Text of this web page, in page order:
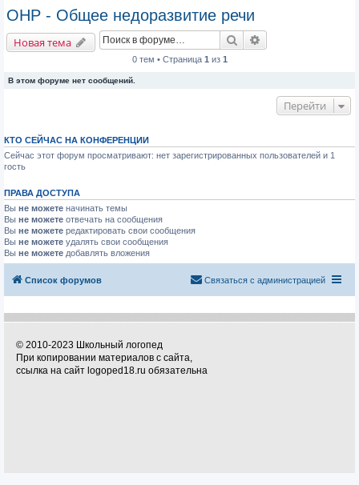
ОНР - Общее недоразвитие речи
Новая тема Поиск
0 тем • Страница 1 из 1
В этом форуме нет сообщений.
Перейти
КТО СЕЙЧАС НА КОНФЕРЕНЦИИ
Сейчас этот форум просматривают: нет зарегистрированных пользователей и 1
гость
ПРАВА ДОСТУПА
Вы не можете начинать темы
Вы не можете отвечать на сообщения
Вы не можете редактировать свои сообщения
Вы не можете удалять свои сообщения
Вы не можете добавлять вложения
Список форумов Связаться с администрацией
© 2010-2023 Школьный логопед
При копировании материалов с сайта,
ссылка на сайт logoped18.ru обязательна